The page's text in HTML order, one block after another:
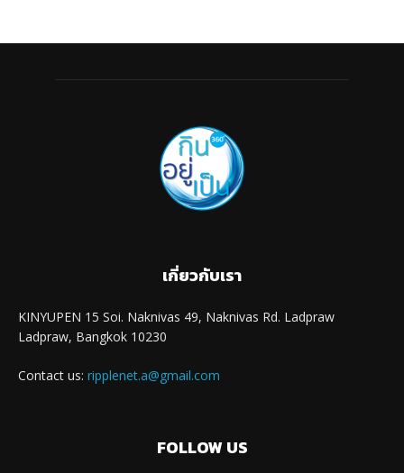
เกี่ยวกับเรา
KINYUPEN 15 Soi. Naknivas 49, Naknivas Rd. Ladpraw
Ladpraw, Bangkok 10230
Contact us: ripplenet.a@gmail.com
FOLLOW US